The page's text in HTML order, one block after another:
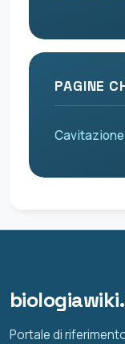
PAGINE
Cavitazione
Portale di